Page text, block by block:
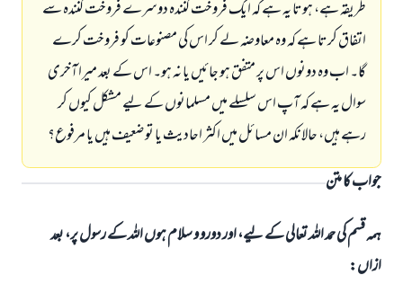
طریقہ ہے، ہوتا یہ ہے کہ ایک فروخت کنندہ دوسرے فروخت کنندہ سے
اتفاق کرتا ہے کہ وہ معاوضہ لے کر اس کی مصنوعات کو فروخت کرے
گا۔ اب وہ دونوں اس پر متفق ہو جائیں یا نہ ہو۔ اس کے بعد میرا آخری
سوال یہ ہے کہ آپ اس سلسلے میں مسلمانوں کے لیے مشکل کیوں کر
رہے ہیں، حالانکہ ان مسائل میں اکثر احادیث یا تو ضعیف ہیں یا مرفوع؟
جواب کا متن
ہمہ قسم کی حمد اللہ تعالی کے لیے، اور دورو و سلام ہوں اللہ کے رسول پر، بعد
ازاں: